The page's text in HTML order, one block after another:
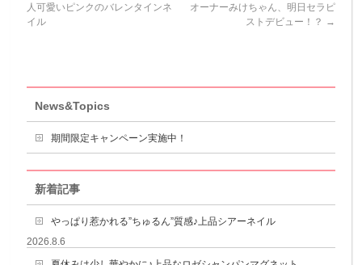
人可愛いピンクのバレンタインネ
イル
オーナーみけちゃん、明日セラピ
ストデビュー！？ →
News&Topics
期間限定キャンペーン実施中！
新着記事
やっぱり惹かれる”ちゅるん”質感♪上品シアーネイル
2026.8.6